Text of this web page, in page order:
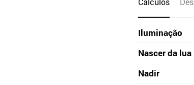
Iluminação
Nascer da lua
Nadir